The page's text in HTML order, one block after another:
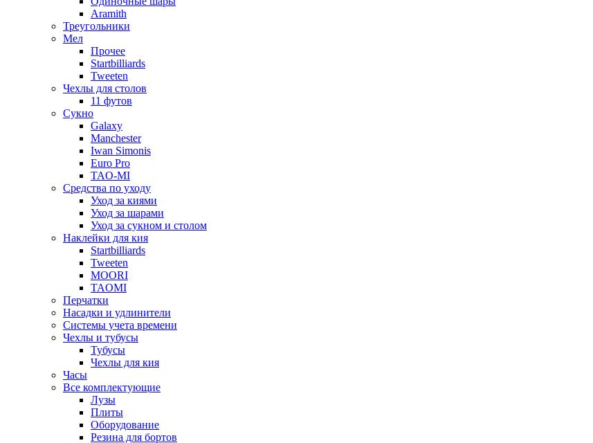
Aramith
Треугольники
Мел
Прочее
Startbilliards
Tweeten
Чехлы для столов
11 футов
Сукно
Galaxy
Manchester
Iwan Simonis
Euro Pro
TAO-MI
Средства по уходу
Уход за киями
Уход за шарами
Уход за сукном и столом
Наклейки для кия
Startbilliards
Tweeten
MOORI
TAOMI
Перчатки
Насадки и удлинители
Системы учета времени
Чехлы и тубусы
Тубусы
Чехлы для кия
Часы
Все комплектующие
Лузы
Плиты
Оборудование
Резина для бортов